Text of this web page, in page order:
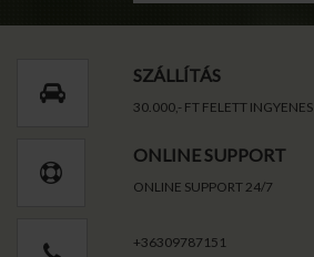
SZÁLLÍTÁS
30.000,- FT FELETT INGYENES
ONLINE SUPPORT
ONLINE SUPPORT 24/7
+36309787151